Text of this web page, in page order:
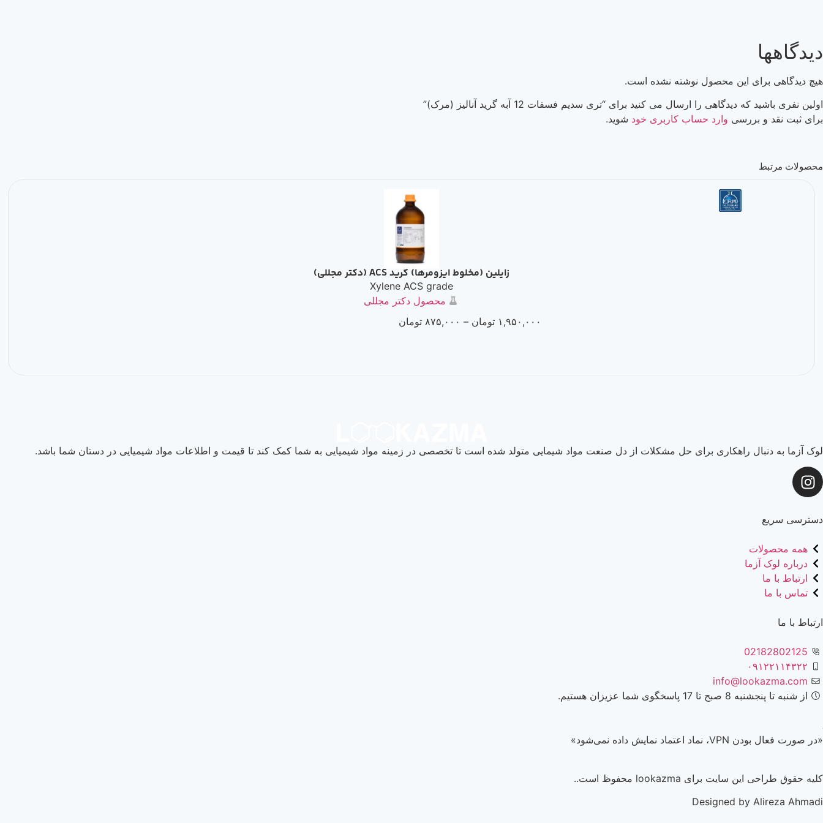
دیدگاهها
هیچ دیدگاهی برای این محصول نوشته نشده است.
اولین نفری باشید که دیدگاهی را ارسال می کنید برای “تری سديم فسفات 12 آبه گرید آنالیز (مرک)”
برای ثبت نقد و بررسی وارد حساب کاربری خود شوید.
محصولات مرتبط
زايلین (مخلوط ايزومرها) گرید ACS (دکتر مجللی)
Xylene ACS grade
محصول دکتر مجللی
۱,۹۵۰,۰۰۰ تومان – ۸۷۵,۰۰۰ تومان
لوک آزما به دنبال راهکاری برای حل مشکلات از دل صنعت مواد شیمایی متولد شده است تا تخصصی در زمینه مواد شیمیایی به شما کمک کند تا قیمت و اطلاعات مواد شیمیایی در دستان شما باشد.
دسترسی سریع
همه محصولات
درباره لوک آزما
ارتباط با ما
تماس با ما
ارتباط با ما
02182802125
۰۹۱۲۲۱۱۴۳۲۲
info@lookazma.com
از شنبه تا پنجشنبه 8 صبح تا 17 پاسخگوی شما عزیزان هستیم.
«در صورت فعال بودن VPN، نماد اعتماد نمایش داده نمی‌شود»
کلیه حقوق طراحی این سایت برای lookazma محفوظ است..
Designed by Alireza Ahmadi